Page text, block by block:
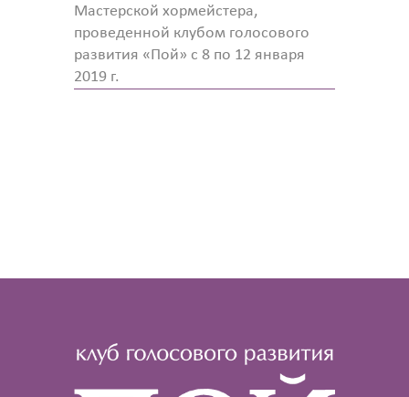
Мастерской хормейстера,
проведенной клубом голосового
развития «Пой» с 8 по 12 января
2019 г.